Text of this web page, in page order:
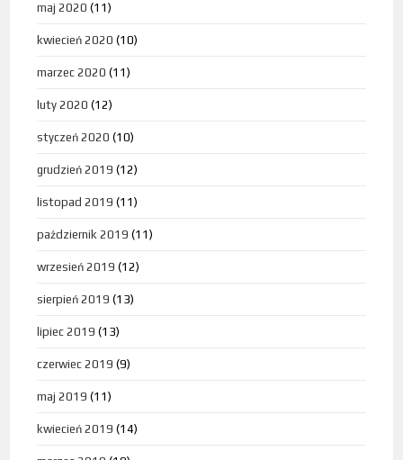
maj 2020 (11)
kwiecień 2020 (10)
marzec 2020 (11)
luty 2020 (12)
styczeń 2020 (10)
grudzień 2019 (12)
listopad 2019 (11)
październik 2019 (11)
wrzesień 2019 (12)
sierpień 2019 (13)
lipiec 2019 (13)
czerwiec 2019 (9)
maj 2019 (11)
kwiecień 2019 (14)